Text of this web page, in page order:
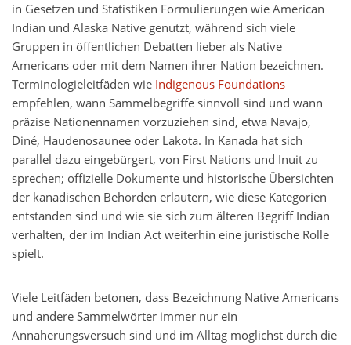
in Gesetzen und Statistiken Formulierungen wie American
Indian und Alaska Native genutzt, während sich viele
Gruppen in öffentlichen Debatten lieber als Native
Americans oder mit dem Namen ihrer Nation bezeichnen.
Terminologieleitfäden wie Indigenous Foundations
empfehlen, wann Sammelbegriffe sinnvoll sind und wann
präzise Nationennamen vorzuziehen sind, etwa Navajo,
Diné, Haudenosaunee oder Lakota. In Kanada hat sich
parallel dazu eingebürgert, von First Nations und Inuit zu
sprechen; offizielle Dokumente und historische Übersichten
der kanadischen Behörden erläutern, wie diese Kategorien
entstanden sind und wie sie sich zum älteren Begriff Indian
verhalten, der im Indian Act weiterhin eine juristische Rolle
spielt.
Viele Leitfäden betonen, dass Bezeichnung Native Americans
und andere Sammelwörter immer nur ein
Annäherungsversuch sind und im Alltag möglichst durch die